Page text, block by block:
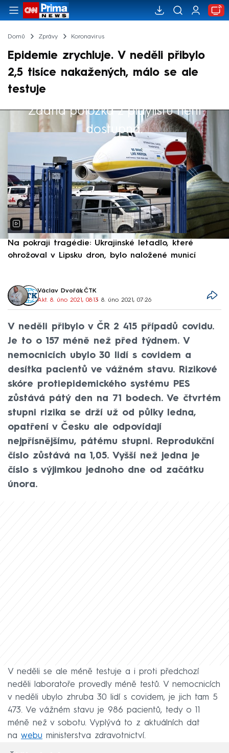
Domů Zprávy Koronavirus
Epidemie zrychluje. V neděli přibylo
2,5 tisíce nakažených, málo se ale
testuje
Žádná položka z playlistu není
dostupná.
Výběr redakce
Na pokraji tragédie: Ukrajinské letadlo, které
ohrožoval v Lipsku dron, bylo naložené municí
Václav Dvořák, ČTK
Akt. 8. úno 2021, 08:13• 8. úno 2021, 07:26
V neděli přibylo v ČR 2 415 případů covidu.
Je to o 157 méně než před týdnem. V
nemocnicích ubylo 30 lidí s covidem a
desítka pacientů ve vážném stavu. Rizikové
skóre protiepidemického systému PES
zůstává pátý den na 71 bodech. Ve čtvrtém
stupni rizika se drží už od půlky ledna,
opatření v Česku ale odpovídají
nejpřísnějšímu, pátému stupni. Reprodukční
číslo zůstává na 1,05. Vyšší než jedna je
číslo s výjimkou jednoho dne od začátku
února.
V neděli se ale méně testuje a i proti předchozí
neděli laboratoře provedly méně testů. V nemocnicích
v neděli ubylo zhruba 30 lidí s covidem, je jich tam 5
473. Ve vážném stavu je 986 pacientů, tedy o 11
méně než v sobotu. Vyplývá to z aktuálních dat
na webu ministerstva zdravotnictví.